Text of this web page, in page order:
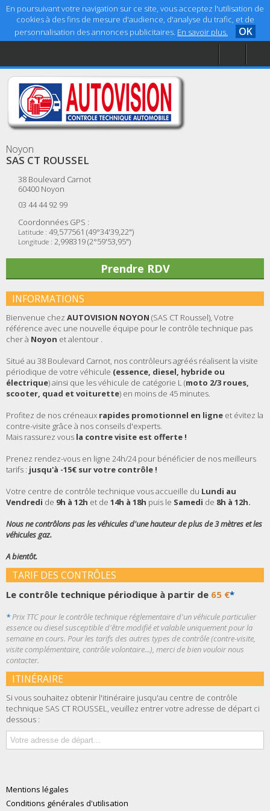
En poursuivant votre navigation sur ce site, vous acceptez l'utilisation de
cookies à des fins de mesure d'audience, d'analyse du trafic, et de
personnalisation des annonces publicitaires. En savoir plus. OK
Accueil
Aide
Mentions légales
Noyon
SAS CT ROUSSEL
38 Boulevard Carnot
60400 Noyon
03 44 44 92 99
Coordonnées GPS :
Latitude : 49,577561 (49°34'39,22")
Longitude : 2,998319 (2°59'53,95")
Prendre RDV
INFORMATIONS
Bienvenue chez AUTOVISION NOYON (SAS CT Roussel), Votre
référence avec une nouvelle équipe pour le contrôle technique pas
cher à Noyon et alentour .
Situé au 38 Boulevard Carnot, nos contrôleurs agréés réalisent la visite
périodique de votre véhicule (essence, diesel, hybride ou
électrique) ainsi que les véhicule de catégorie L (moto 2/3 roues,
scooter, quad et voiturette) en moins de 45 minutes.
Profitez de nos créneaux rapides promotionnel en ligne et évitez la
contre-visite grâce à nos conseils d'experts.
Mais rassurez vous la contre visite est offerte !
Prenez rendez-vous en ligne 24h/24 pour bénéficier de nos meilleurs
tarifs : jusqu'à -15€ sur votre contrôle !
Votre centre de contrôle technique vous accueille du Lundi au
Vendredi de 9h à 12h et de 14h à 18h puis le Samedi de 8h à 12h.
Nous ne contrôlons pas les véhicules d'une hauteur de plus de 3 mètres et les
véhicules gaz.
A bientôt.
TARIF DES CONTRÔLES
Le contrôle technique périodique à partir de 65 €*
*Prix TTC pour le contrôle technique réglementaire d'un véhicule particulier
essence ou diesel susceptible d'être modifié et valable uniquement pour la
semaine en cours. Pour les tarifs des autres types de contrôle (contre-visite,
visite complémentaire, contrôle volontaire...), merci de bien vouloir nous
contacter.
ITINÉRAIRE
Si vous souhaitez obtenir l'itinéraire jusqu'au centre de contrôle
technique SAS CT ROUSSEL, veuillez entrer votre adresse de départ ci
dessous :
Mentions légales
Conditions générales d'utilisation